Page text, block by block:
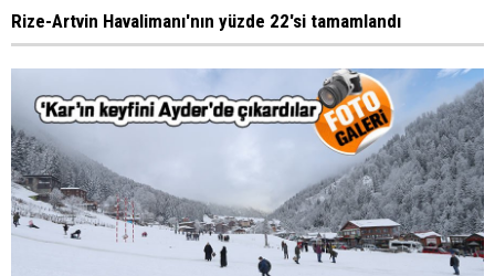
Rize-Artvin Havalimanı'nın yüzde 22'si tamamlandı